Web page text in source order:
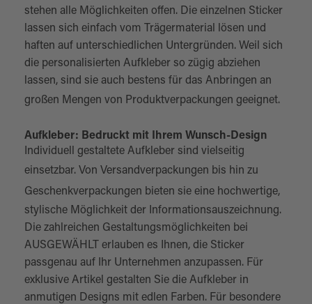
stehen alle Möglichkeiten offen. Die einzelnen Sticker
lassen sich einfach vom Trägermaterial lösen und
haften auf unterschiedlichen Untergründen. Weil sich
die personalisierten Aufkleber so zügig abziehen
lassen, sind sie auch bestens für das Anbringen an
großen Mengen von Produktverpackungen geeignet.
Aufkleber: Bedruckt mit Ihrem Wunsch-Design
Individuell gestaltete Aufkleber sind vielseitig
einsetzbar. Von Versandverpackungen bis hin zu
Geschenkverpackungen bieten sie eine hochwertige,
stylische Möglichkeit der Informationsauszeichnung.
Die zahlreichen Gestaltungsmöglichkeiten bei
AUSGEWÄHLT erlauben es Ihnen, die Sticker
passgenau auf Ihr Unternehmen anzupassen. Für
exklusive Artikel gestalten Sie die Aufkleber in
anmutigen Designs mit edlen Farben. Für besondere